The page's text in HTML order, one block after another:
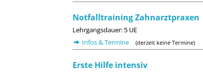
Notfalltraining Zahnarztpraxen
Lehrgangsdauer: 5 UE
Infos & Termine
(derzeit keine Termine)
Erste Hilfe intensiv